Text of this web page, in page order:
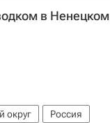
в Ненецком
округ
Россия